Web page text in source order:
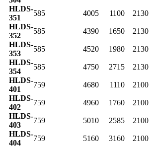
HLDS-
351
585 4005 1100 2130
HLDS-
352
585 4390 1650 2130
HLDS-
353
585 4520 1980 2130
HLDS-
354
585 4750 2715 2130
HLDS-
401
759 4680 1110 2100
HLDS-
402
759 4960 1760 2100
HLDS-
403
759 5010 2585 2100
HLDS-
404
759 5160 3160 2100